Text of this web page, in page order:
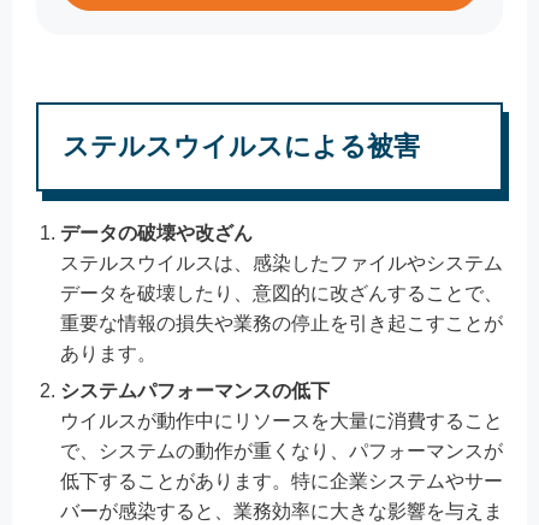
ステルスウイルスによる被害
データの破壊や改ざん
ステルスウイルスは、感染したファイルやシステム
データを破壊したり、意図的に改ざんすることで、
重要な情報の損失や業務の停止を引き起こすことが
あります。
システムパフォーマンスの低下
ウイルスが動作中にリソースを大量に消費すること
で、システムの動作が重くなり、パフォーマンスが
低下することがあります。特に企業システムやサー
バーが感染すると、業務効率に大きな影響を与えま